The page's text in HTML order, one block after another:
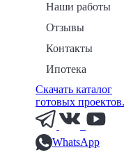
Наши работы
Отзывы
Контакты
Ипотека
Скачать каталог
готовых
WhatsApp